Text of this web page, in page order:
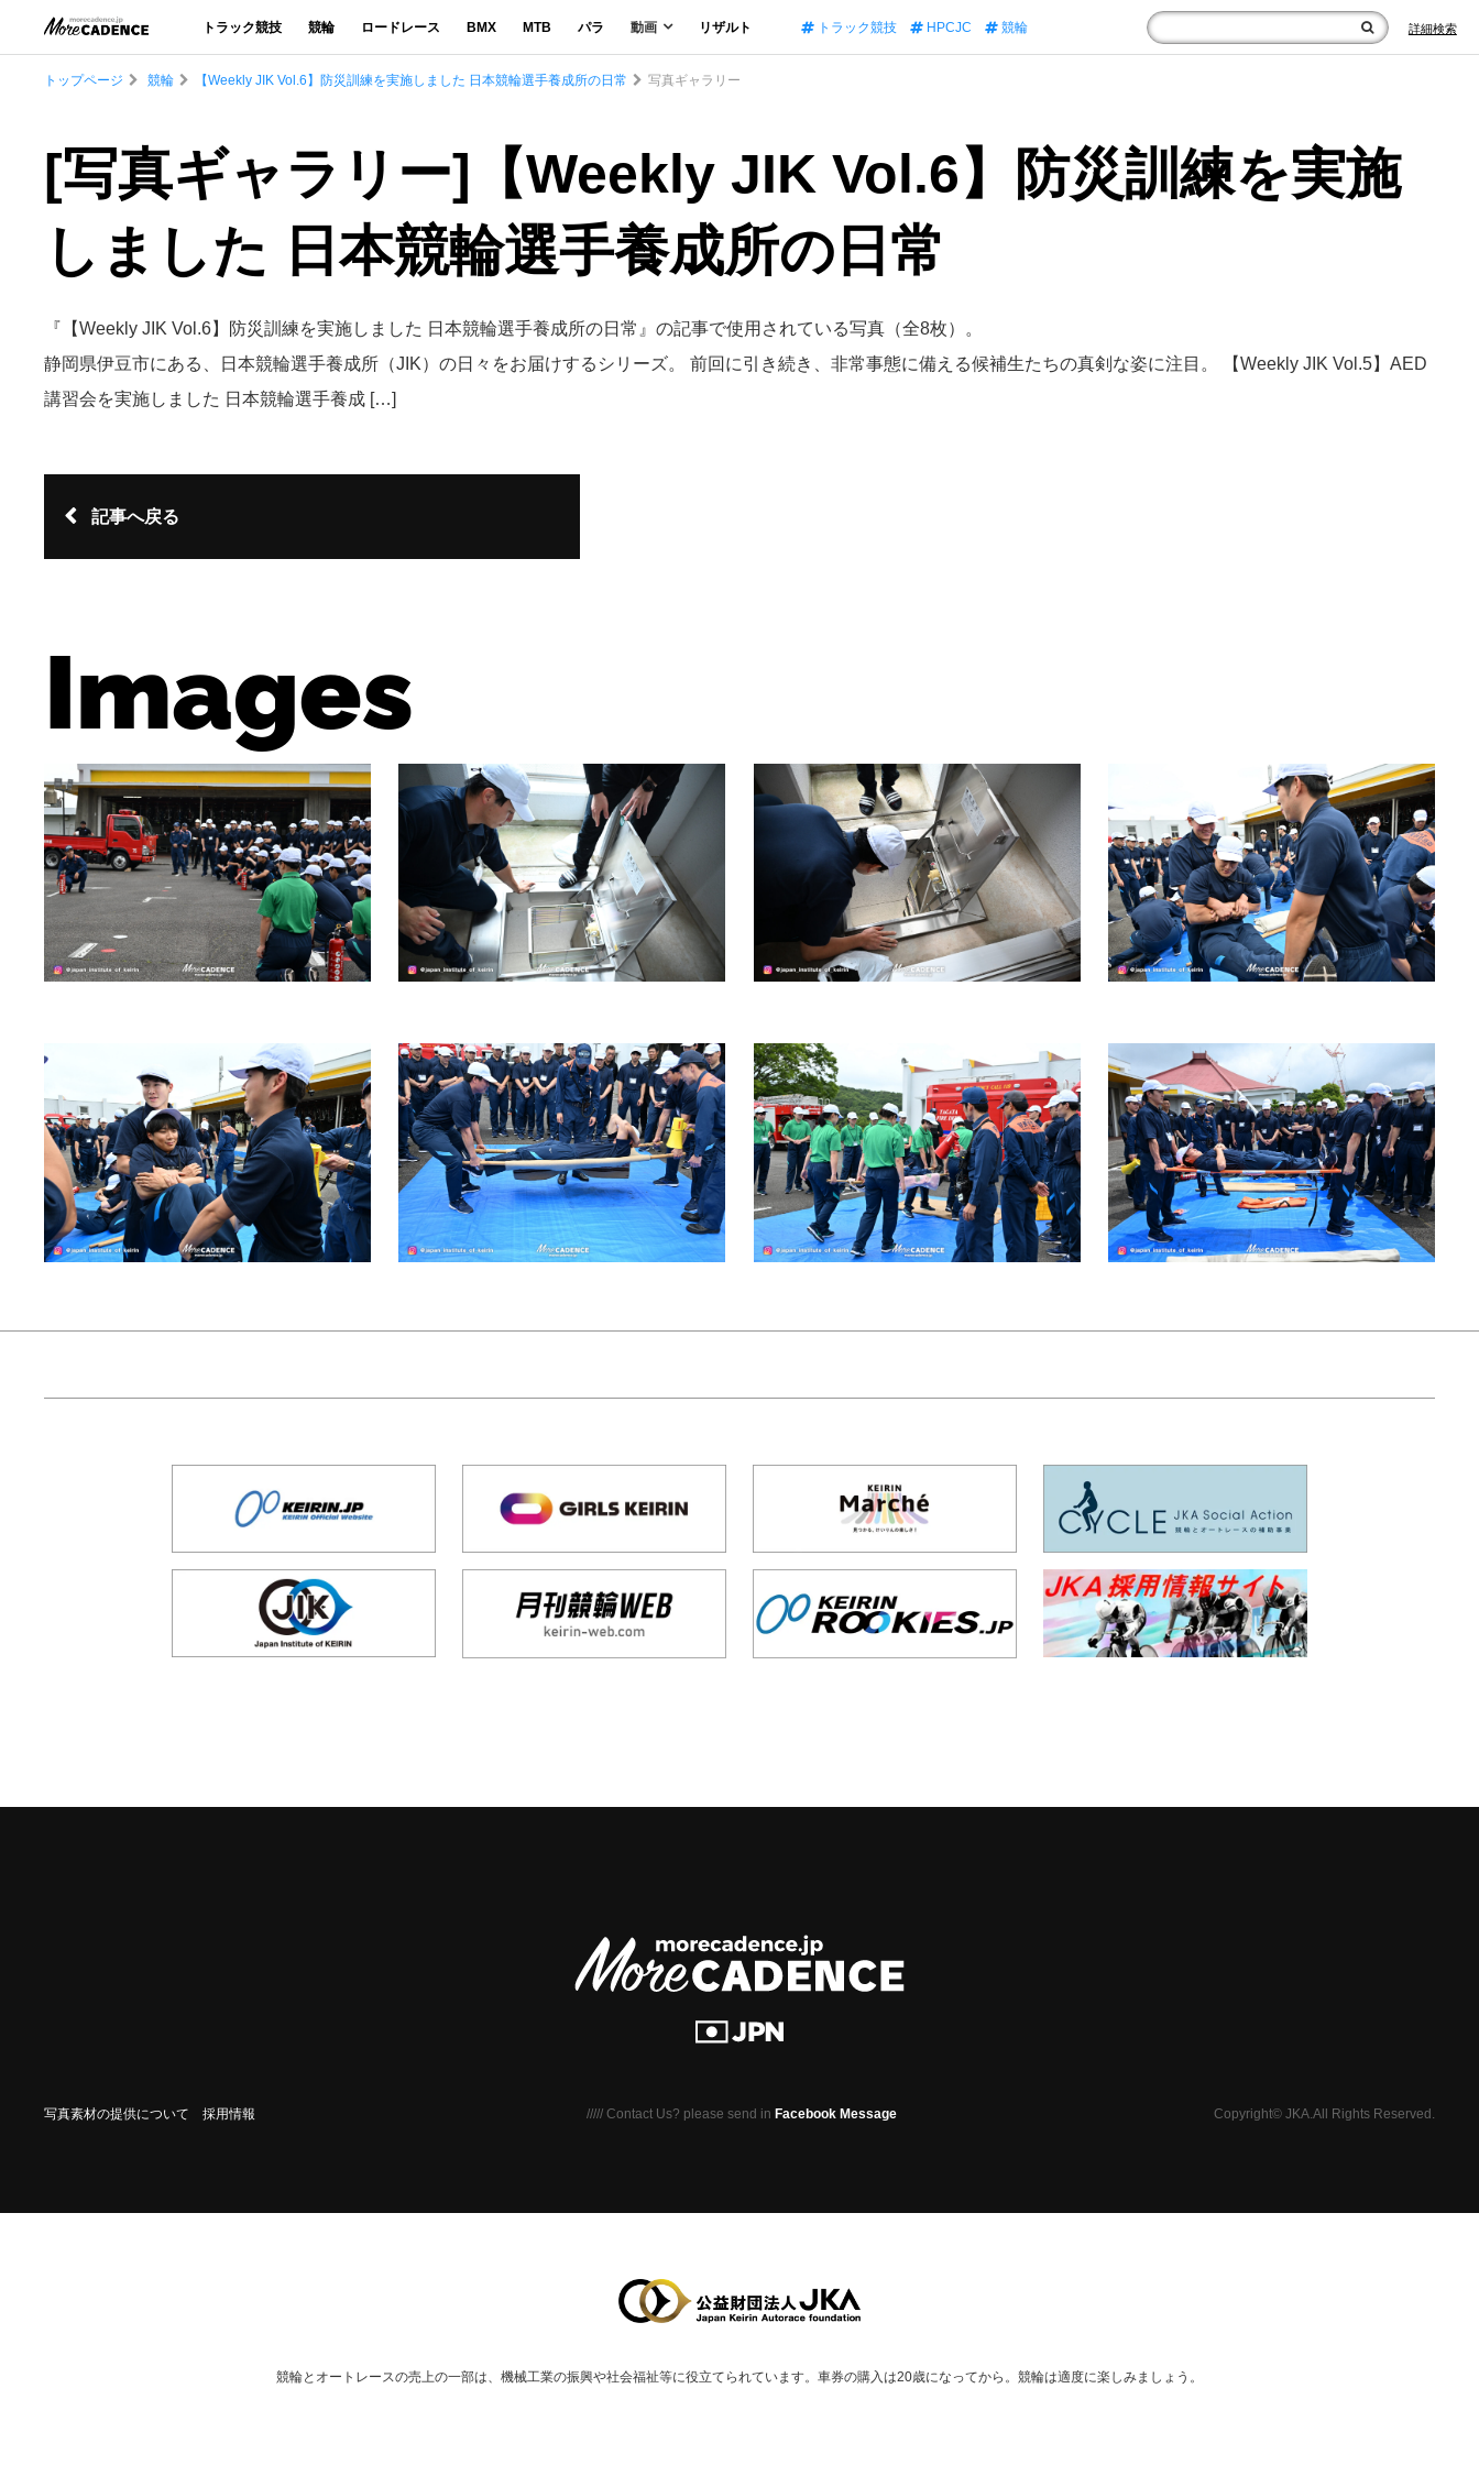
トラック競技 競輪 ロードレース BMX MTB パラ 動画 リザルト トラック競技 HPCJC 競輪 詳細検索
トップページ 競輪 【Weekly JIK Vol.6】防災訓練を実施しました 日本競輪選手養成所の日常 写真ギャラリー
[写真ギャラリー]【Weekly JIK Vol.6】防災訓練を実施
しました 日本競輪選手養成所の日常
『【Weekly JIK Vol.6】防災訓練を実施しました 日本競輪選手養成所の日常』の記事で使用されている写真（全8枚）。
静岡県伊豆市にある、日本競輪選手養成所（JIK）の日々をお届けするシリーズ。 前回に引き続き、非常事態に備える候補生たちの真剣な姿に注目。 【Weekly JIK Vol.5】AED
講習会を実施しました 日本競輪選手養成 […]
記事へ戻る
Images
写真素材の提供について 採用情報 ///// Contact Us? please send in Facebook Message Copyright© JKA.All Rights Reserved.
競輪とオートレースの売上の一部は、 機械⼯業の振興や社会福祉等に役⽴てられています。 車券の購入は20歳になってから。競輪は適度に楽しみましょう。